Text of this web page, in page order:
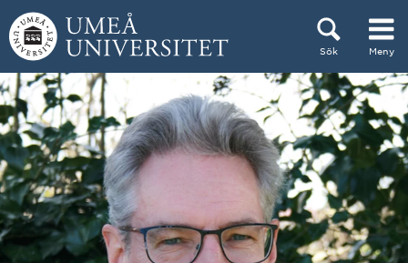
Hoppa direkt till innehållet
Sök Meny
Huvudmenyn dold.